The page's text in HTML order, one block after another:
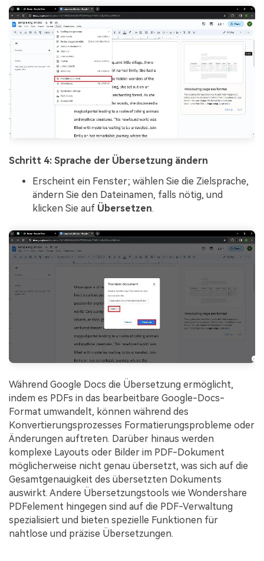
Schritt 4: Sprache der Übersetzung ändern
Erscheint ein Fenster; wählen Sie die Zielsprache,
ändern Sie den Dateinamen, falls nötig, und
klicken Sie auf Übersetzen.
Während Google Docs die Übersetzung ermöglicht,
indem es PDFs in das bearbeitbare Google-Docs-
Format umwandelt, können während des
Konvertierungsprozesses Formatierungsprobleme oder
Änderungen auftreten. Darüber hinaus werden
komplexe Layouts oder Bilder im PDF-Dokument
möglicherweise nicht genau übersetzt, was sich auf die
Gesamtgenauigkeit des übersetzten Dokuments
auswirkt. Andere Übersetzungstools wie Wondershare
PDFelement hingegen sind auf die PDF-Verwaltung
spezialisiert und bieten spezielle Funktionen für
nahtlose und präzise Übersetzungen.